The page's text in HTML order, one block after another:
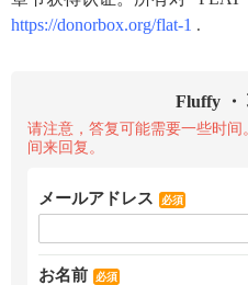
https://donorbox.org/flat-1 .
Fluffy ・
请注意，答复可能需要一些时
间来回复。
メールアドレス 必須
お名前 必須